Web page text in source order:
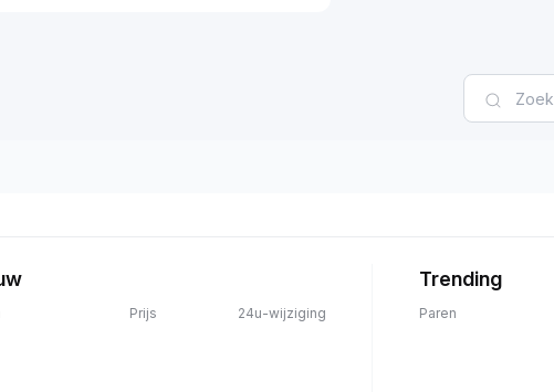
Prijs 24u-wijziging
Trending
Paren